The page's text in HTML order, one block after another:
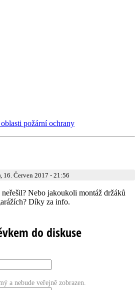
požární ochrany
16. Červen 2017 - 21:56
Nebo jakoukoli montáž držáků
Díky za info.
do diskuse
a nebude veřejně zobrazen.